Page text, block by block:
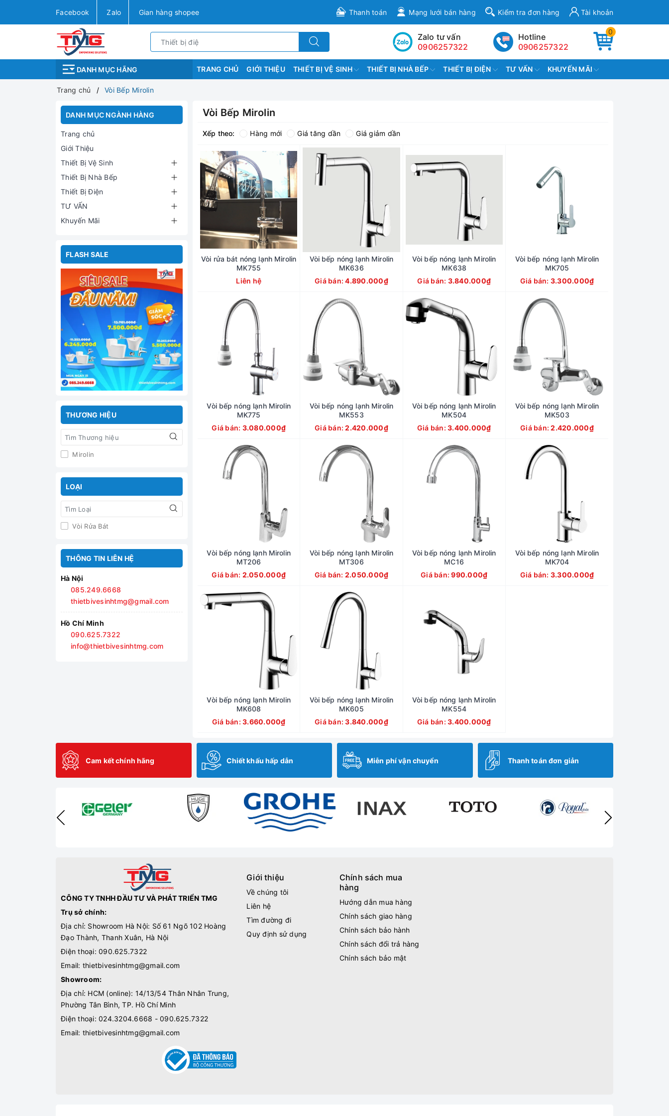
Facebook Zalo Gian hàng shopee Thanh toán Mạng lưới bán hàng Kiểm tra đơn hàng Tài khoản
0
Hotline
0906257322
Zalo tư vấn
0906257322
DANH MỤC HÃNG TRANG CHỦ GIỚI THIỆU THIẾT BỊ VỆ SINH THIẾT BỊ NHÀ BẾP THIẾT BỊ ĐIỆN TƯ VẤN KHUYẾN MÃI
Trang chủ Vòi Bếp Mirolin
DANH MỤC NGÀNH HÀNG
Trang chủ
Giới Thiệu
Thiết Bị Vệ Sinh
Thiết Bị Nhà Bếp
Thiết Bị Điện
TƯ VẤN
Khuyến Mãi
FLASH SALE
THƯƠNG HIỆU
Mirolin
LOẠI
Vòi Rửa Bát
THÔNG TIN LIÊN HỆ
Hà Nội
085.249.6668
thietbivesinhtmg@gmail.com
Hồ Chí Minh
090.625.7322
info@thietbivesinhtmg.com
Vòi Bếp Mirolin
Xếp theo: Hàng mới Giá tăng dần Giá giảm dần
Vòi rửa bát nóng lạnh Mirolin
MK755
Liên hệ
Vòi bếp nóng lạnh Mirolin
MK636
Giá bán:4.890.000₫
Vòi bếp nóng lạnh Mirolin
MK638
Giá bán: 3.840.000₫
Vòi bếp nóng lạnh Mirolin
MK705
Giá bán: 3.300.000₫
Vòi bếp nóng lạnh Mirolin
MK775
Giá bán: 3.080.000₫
Vòi bếp nóng lạnh Mirolin
MK553
Giá bán:2.420.000₫
Vòi bếp nóng lạnh Mirolin
MK504
Giá bán: 3.400.000₫
Vòi bếp nóng lạnh Mirolin
MK503
Giá bán:2.420.000₫
Vòi bếp nóng lạnh Mirolin
MT206
Giá bán: 2.050.000₫
Vòi bếp nóng lạnh Mirolin
MT306
Giá bán: 2.050.000₫
Vòi bếp nóng lạnh Mirolin
MC16
Giá bán:990.000₫
Vòi bếp nóng lạnh Mirolin
MK704
Giá bán: 3.300.000₫
Vòi bếp nóng lạnh Mirolin
MK608
Giá bán: 3.660.000₫
Vòi bếp nóng lạnh Mirolin
MK605
Giá bán:3.840.000₫
Vòi bếp nóng lạnh Mirolin
MK554
Giá bán: 3.400.000₫
Cam kết chính hãng Chiết khấu hấp dẫn Miễn phí vận chuyển Thanh toán đơn giản
CÔNG TY TNHH ĐẦU TƯ VÀ PHÁT TRIỂN TMG
Trụ sở chính:
Địa chỉ: Showroom Hà Nội: Số 61 Ngõ 102 Hoàng
Đạo Thành, Thanh Xuân, Hà Nội
Điện thoại: 090.625.7322
Email: thietbivesinhtmg@gmail.com
Showroom:
Địa chỉ: HCM (online): 14/13/54 Thân Nhân Trung,
Phường Tân Bình, TP. Hồ Chí Minh
Điện thoại: 024.3204.6668 - 090.625.7322
Email: thietbivesinhtmg@gmail.com
Giới thiệu
Về chúng tôi
Liên hệ
Tìm đường đi
Quy định sử dụng
Chính sách mua
hàng
Hướng dẫn mua hàng
Chính sách giao hàng
Chính sách bảo hành
Chính sách đổi trả hàng
Chính sách bảo mật